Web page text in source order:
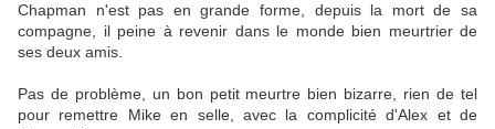
Chapman n'est pas en grande forme, depuis la mort de sa
compagne, il peine à revenir dans le monde bien meurtrier de
ses deux amis.
Pas de problème, un bon petit meurtre bien bizarre, rien de tel
pour remettre Mike en selle, avec la complicité d'Alex et de